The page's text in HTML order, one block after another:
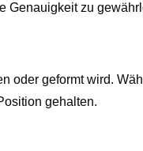
Genauigkeit zu
oder geformt wird.
gehalten.